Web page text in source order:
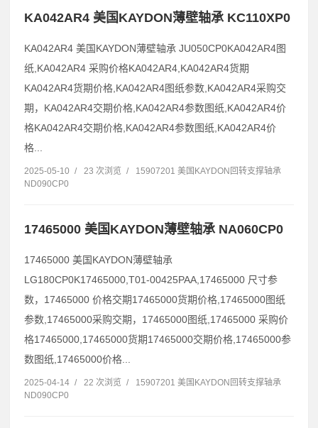
KA042AR4 美国KAYDON薄壁轴承 KC110XP0
KA042AR4 美国KAYDON薄壁轴承 JU050CP0KA042AR4图
纸,KA042AR4 采购价格KA042AR4,KA042AR4货期
KA042AR4货期价格,KA042AR4图纸参数,KA042AR4采购交
期，KA042AR4交期价格,KA042AR4参数图纸,KA042AR4价
格KA042AR4交期价格,KA042AR4参数图纸,KA042AR4价
格...
2025-05-10 / 23 次浏览 /
15907201 美国KAYDON回转支撑轴承
ND090CP0
17465000 美国KAYDON薄壁轴承 NA060CP0
17465000 美国KAYDON薄壁轴承
LG180CP0K17465000,T01-00425PAA,17465000 尺寸参
数，17465000 价格交期17465000货期价格,17465000图纸
参数,17465000采购交期，17465000图纸,17465000 采购价
格17465000,17465000货期17465000交期价格,17465000参
数图纸,17465000价格...
2025-04-14 / 22 次浏览 /
15907201 美国KAYDON回转支撑轴承
ND090CP0